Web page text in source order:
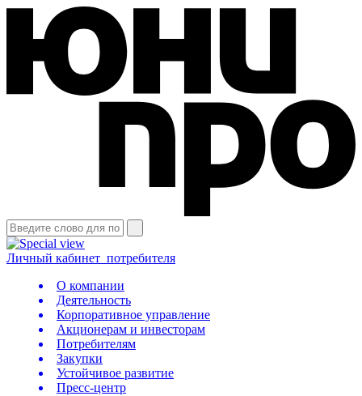
Личный кабинет потребителя
О компании
Деятельность
Корпоративное управление
Акционерам и инвесторам
Потребителям
Закупки
Устойчивое развитие
Пресс-центр